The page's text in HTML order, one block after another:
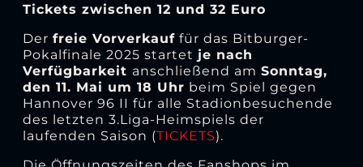
Tickets zwischen 12 und 32 Euro
Der freie Vorverkauffür das Bitburger-
Pokalfinale 2025 startet je nach
Verfügbarkeit anschließend am Sonntag,
den 11. Mai um 18 Uhr beim Spiel gegen
Hannover 96 II für alle Stadionbesuchende
des letzten 3.Liga-Heimspiels der
laufenden Saison (TICKETS).